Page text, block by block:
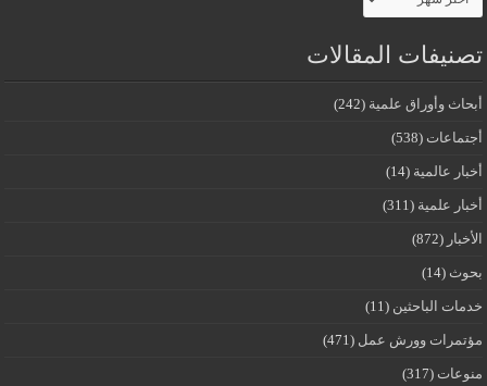
تصنيفات المقالات
أبحاث وأوراق علمية (242)
أجتماعات (538)
أخبار عالمية (14)
أخبار علمية (311)
الأخبار (872)
بحوث (14)
خدمات الباحثين (11)
مؤتمرات وورش عمل (471)
منوعات (317)